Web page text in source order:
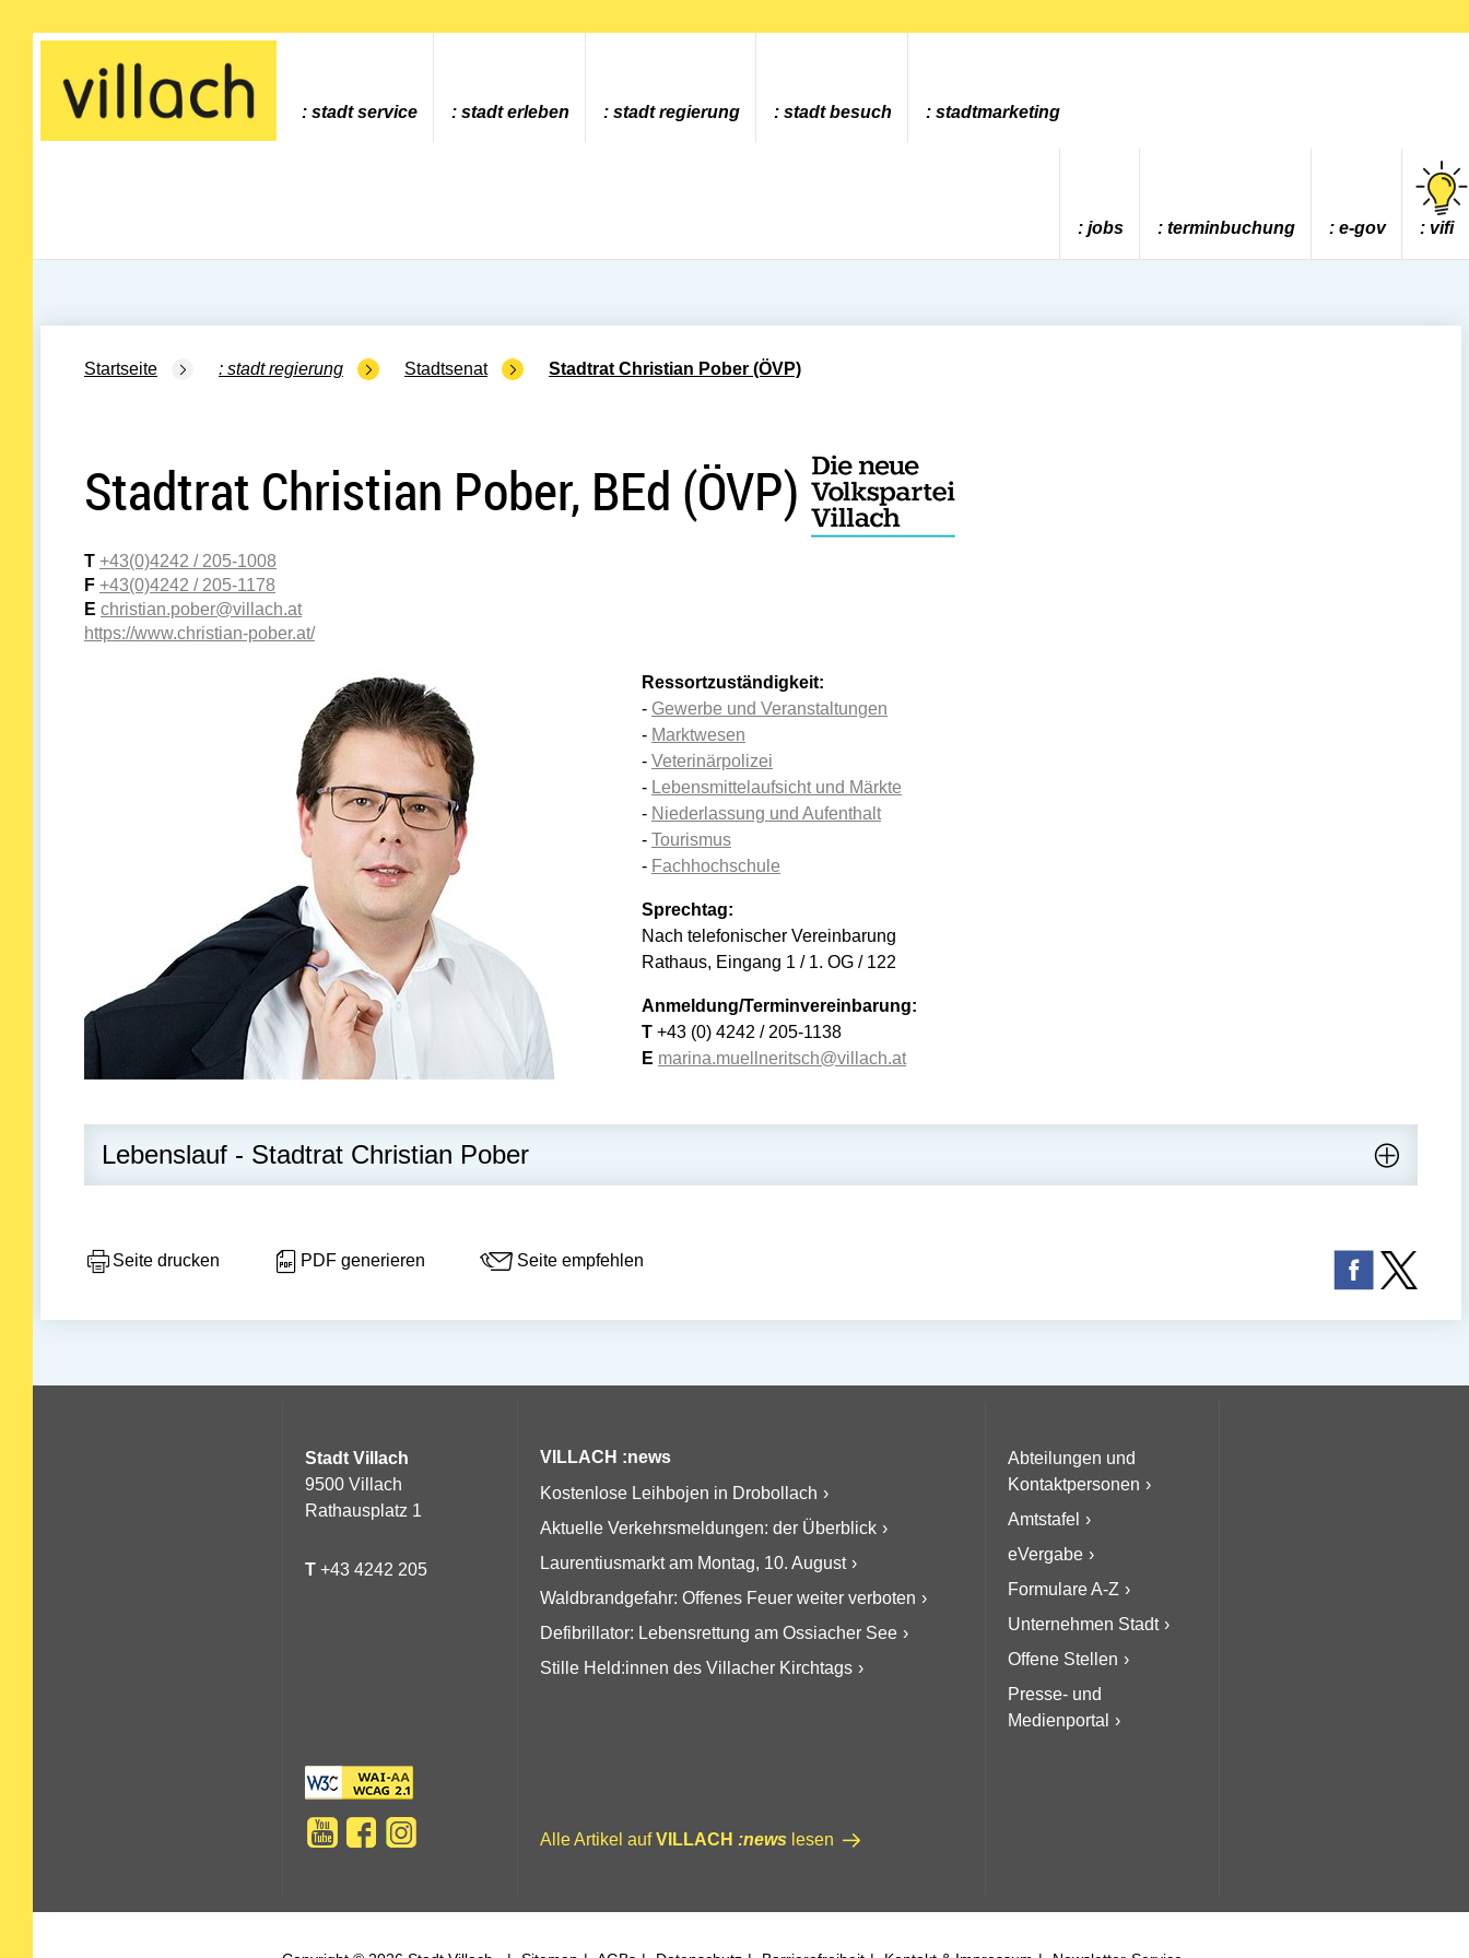
Gehe zur Startseite
stadt service stadt erleben stadt regierung stadt besuch stadtmarketing
jobs terminbuchung e-gov vifi
Startseite stadt regierung Stadtsenat Stadtrat Christian Pober (ÖVP)
Stadtrat Christian Pober, BEd (ÖVP)
T +43(0)4242 / 205-1008
F +43(0)4242 / 205-1178
E christian.pober@villach.at
https://www.christian-pober.at/
Ressortzuständigkeit:
- Gewerbe und Veranstaltungen
- Marktwesen
- Veterinärpolizei
- Lebensmittelaufsicht und Märkte
- Niederlassung und Aufenthalt
- Tourismus
- Fachhochschule
Sprechtag:
Nach telefonischer Vereinbarung
Rathaus, Eingang 1 / 1. OG / 122
Anmeldung/Terminvereinbarung:
T +43 (0) 4242 / 205-1138
E marina.muellneritsch@villach.at
Lebenslauf - Stadtrat Christian Pober
Seite drucken PDF generieren Seite empfehlen
Stadt Villach
9500 Villach
Rathausplatz 1
T +43 4242 205
VILLACH :news
Kostenlose Leihbojen in Drobollach
Aktuelle Verkehrsmeldungen: der Überblick
Laurentiusmarkt am Montag, 10. August
Waldbrandgefahr: Offenes Feuer weiter verboten
Defibrillator: Lebensrettung am Ossiacher See
Stille Held:innen des Villacher Kirchtags
Alle Artikel aufVILLACH :news lesen
Abteilungen und
Kontaktpersonen
Amtstafel
eVergabe
Formulare A-Z
Unternehmen Stadt
Offene Stellen
Presse- und
Medienportal